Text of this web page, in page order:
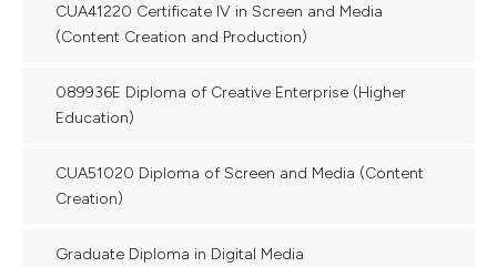
CUA41220 Certificate IV in Screen and Media
(Content Creation and Production)
089936E Diploma of Creative Enterprise (Higher
Education)
CUA51020 Diploma of Screen and Media (Content
Creation)
Graduate Diploma in Digital Media